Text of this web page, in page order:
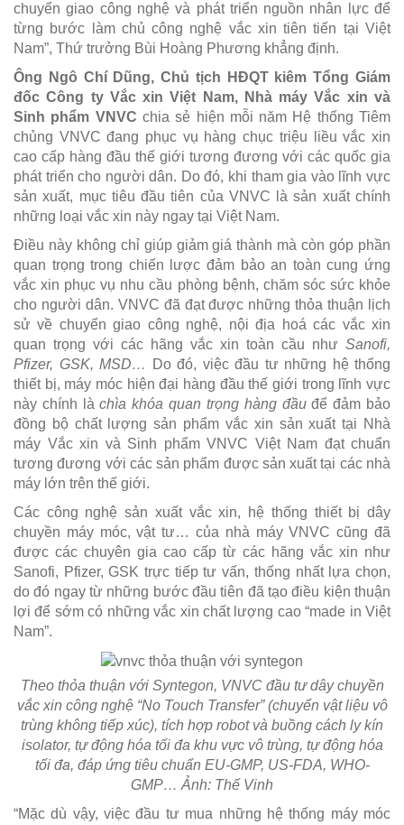
chuyển giao công nghệ và phát triển nguồn nhân lực để
từng bước làm chủ công nghệ vắc xin tiên tiến tại Việt
Nam”, Thứ trưởng Bùi Hoàng Phương khẳng định.
Ông Ngô Chí Dũng, Chủ tịch HĐQT kiêm Tổng Giám
đốc Công ty Vắc xin Việt Nam, Nhà máy Vắc xin và
Sinh phẩm VNVC chia sẻ hiện mỗi năm Hệ thống Tiêm
chủng VNVC đang phục vụ hàng chục triệu liều vắc xin
cao cấp hàng đầu thế giới tương đương với các quốc gia
phát triển cho người dân. Do đó, khi tham gia vào lĩnh vực
sản xuất, mục tiêu đầu tiên của VNVC là sản xuất chính
những loại vắc xin này ngay tại Việt Nam.
Điều này không chỉ giúp giảm giá thành mà còn góp phần
quan trọng trong chiến lược đảm bảo an toàn cung ứng
vắc xin phục vụ nhu cầu phòng bệnh, chăm sóc sức khỏe
cho người dân. VNVC đã đạt được những thỏa thuận lịch
sử về chuyển giao công nghệ, nội địa hoá các vắc xin
quan trọng với các hãng vắc xin toàn cầu như Sanofi,
Pfizer, GSK, MSD…
Do đó, việc đầu tư những hệ thống
thiết bị, máy móc hiện đại hàng đầu thế giới trong lĩnh vực
này chính làchìa khóa quan trọng hàng đầuđể đảm bảo
đồng bộ chất lượng sản phẩm vắc xin sản xuất tại Nhà
máy Vắc xin và Sinh phẩm VNVC Việt Nam đạt chuẩn
tương đương với các sản phẩm được sản xuất tại các nhà
máy lớn trên thế giới.
Các công nghệ sản xuất vắc xin, hệ thống thiết bị dây
chuyền máy móc, vật tư… của nhà máy VNVC cũng đã
được các chuyên gia cao cấp từ các hãng vắc xin như
Sanofi, Pfizer, GSK trực tiếp tư vấn, thống nhất lựa chọn,
do đó ngay từ những bước đầu tiên đã tạo điều kiện thuận
lợi để sớm có những vắc xin chất lượng cao “made in Việt
Nam”.
Theo thỏa thuận với Syntegon, VNVC đầu tư dây chuyền
vắc xin công nghệ “No Touch Transfer” (chuyển vật liệu vô
trùng không tiếp xúc), tích hợp robot và buồng cách ly kín
isolator, tự động hóa tối đa khu vực vô trùng, tự động hóa
tối đa, đáp ứng tiêu chuẩn EU-GMP, US-FDA, WHO-
GMP… Ảnh: Thế Vinh
“Mặc dù vậy, việc đầu tư mua những hệ thống máy móc